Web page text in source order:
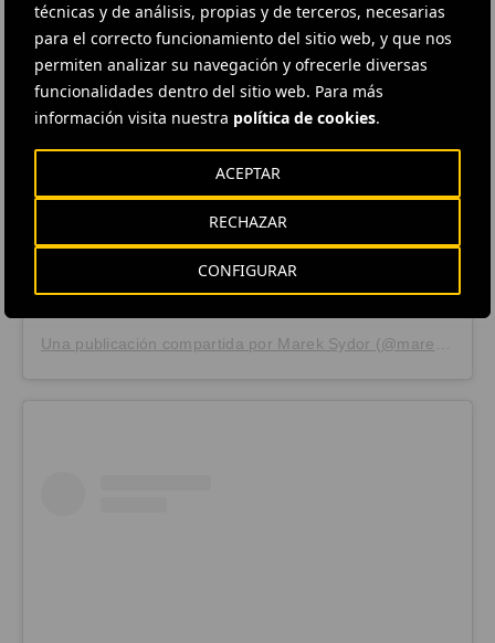
técnicas y de análisis, propias y de terceros, necesarias
para el correcto funcionamiento del sitio web, y que nos
permiten analizar su navegación y ofrecerle diversas
funcionalidades dentro del sitio web. Para más
información visita nuestra política de cookies.
CONFIGURAR
RECHAZAR
ACEPTAR
Ver esta publicación en Instagram